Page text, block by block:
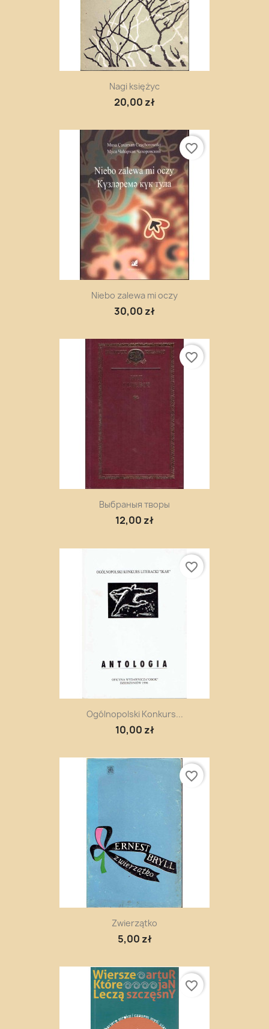
Nagi księżyc
20,00 zł
Niebo zalewa mi oczy
30,00 zł
favorite_border
Выбраныя творы
12,00 zł
favorite_border
Ogólnopolski Konkurs...
10,00 zł
favorite_border
Zwierzątko
5,00 zł
favorite_border
favorite_border